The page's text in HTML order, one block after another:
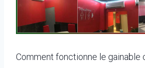
Comment fonctionne le gainable